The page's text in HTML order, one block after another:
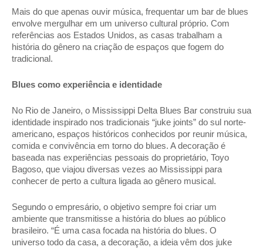
Mais do que apenas ouvir música, frequentar um bar de blues
envolve mergulhar em um universo cultural próprio. Com
referências aos Estados Unidos, as casas trabalham a
história do gênero na criação de espaços que fogem do
tradicional.
Blues como experiência e identidade
No Rio de Janeiro, o Mississippi Delta Blues Bar construiu sua
identidade inspirado nos tradicionais “juke joints” do sul norte-
americano, espaços históricos conhecidos por reunir música,
comida e convivência em torno do blues. A decoração é
baseada nas experiências pessoais do proprietário, Toyo
Bagoso, que viajou diversas vezes ao Mississippi para
conhecer de perto a cultura ligada ao gênero musical.
Segundo o empresário, o objetivo sempre foi criar um
ambiente que transmitisse a história do blues ao público
brasileiro. “É uma casa focada na história do blues. O
universo todo da casa, a decoração, a ideia vêm dos juke